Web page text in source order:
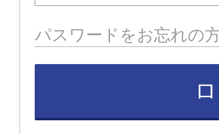
パスワードをお忘れの